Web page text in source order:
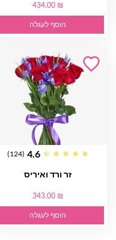
434.00 ₪
הוסף לעגלה
4.6
(124)
זר ורד ואיריס
343.00 ₪
הוסף לעגלה